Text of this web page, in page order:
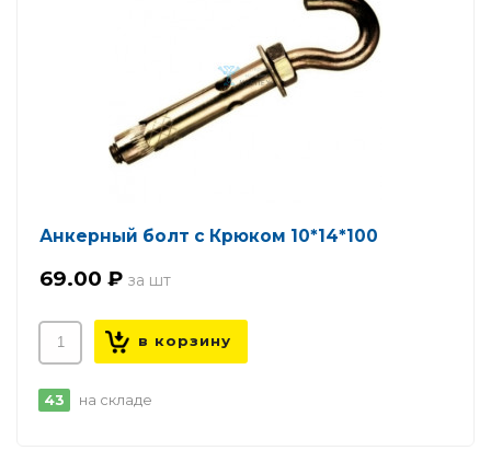
Анкерный болт с Крюком 10*14*100
69.00 ₽
43 на складе